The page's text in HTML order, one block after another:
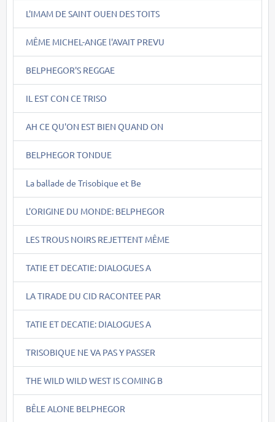
L'IMAM DE SAINT OUEN DES TOITS
MÊME MICHEL-ANGE l'AVAIT PREVU
BELPHEGOR'S REGGAE
IL EST CON CE TRISO
AH CE QU'ON EST BIEN QUAND ON
BELPHEGOR TONDUE
La ballade de Trisobique et Be
L'ORIGINE DU MONDE: BELPHEGOR
LES TROUS NOIRS REJETTENT MÊME
TATIE ET DECATIE: DIALOGUES A
LA TIRADE DU CID RACONTEE PAR
TATIE ET DECATIE: DIALOGUES A
TRISOBIQUE NE VA PAS Y PASSER
THE WILD WILD WEST IS COMING B
BÊLE ALONE BELPHEGOR